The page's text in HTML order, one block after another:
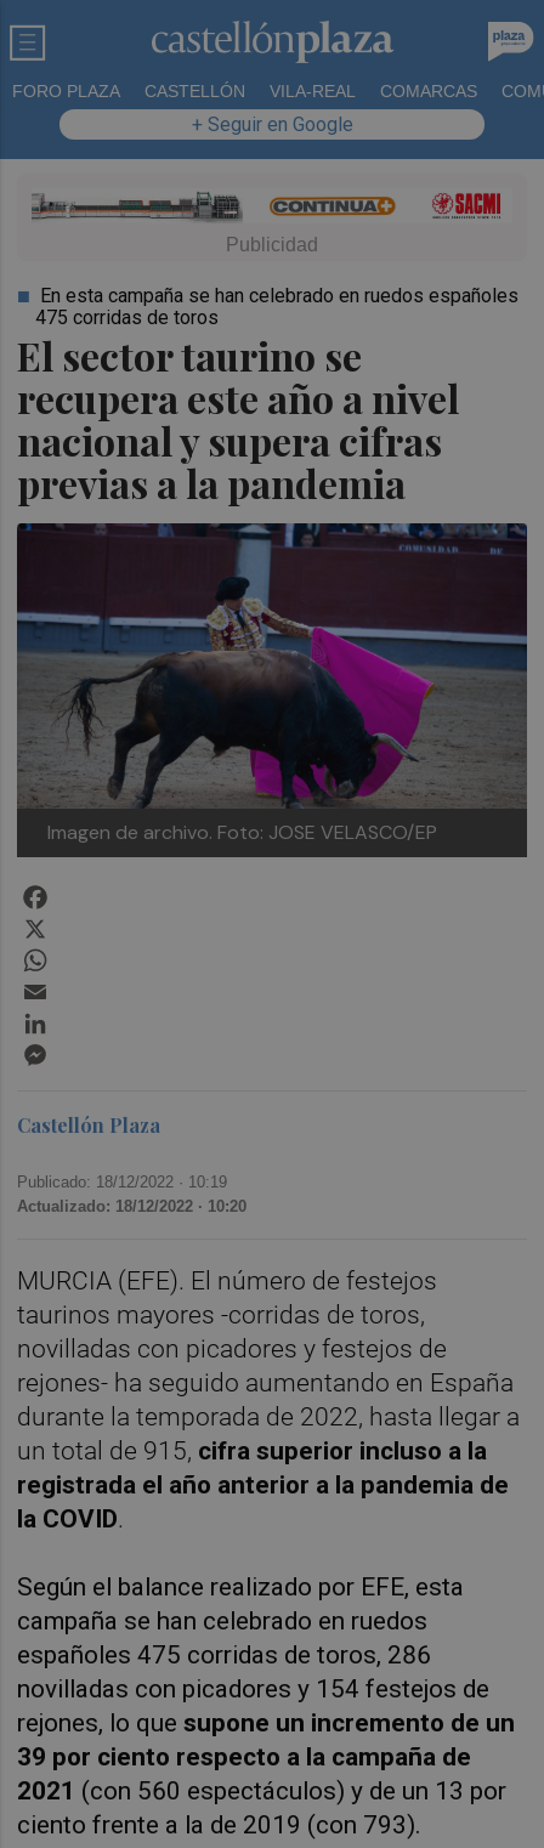
FORO PLAZA CASTELLÓN VILA-REAL COMARCAS
+ Seguir en Google
El sector taurino se
recupera este año a nivel
nacional y supera cifras
previas a la pandemia
En esta campaña se han celebrado en ruedos españoles
475 corridas de toros
Imagen de archivo. Foto: JOSE VELASCO/EP
Castellón Plaza
Publicado: 18/12/2022 · 10:19
Actualizado: 18/12/2022 · 10:20
MURCIA (EFE). El número de festejos
taurinos mayores -corridas de toros,
novilladas con picadores y festejos de
rejones- ha seguido aumentando en España
durante la temporada de 2022, hasta llegar a
un total de 915, cifra superior incluso a la
registrada el año anterior a la pandemia de
la COVID.
Según el balance realizado por EFE, esta
campaña se han celebrado en ruedos
españoles 475 corridas de toros, 286
novilladas con picadores y 154 festejos de
rejones, lo que supone un incremento de un
39 por ciento respecto a la campaña de
2021 (con 560 espectáculos) y de un 13 por
ciento frente a la de 2019 (con 793).